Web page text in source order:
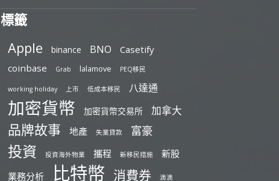
標籤
Apple binance BNO
Casetify
coinbase
Grab lalamove PEQ移民
working holiday 上市 低成本移民 八達通
加密貨幣 加密貨幣交易所 加拿大
品牌故事 地產 失業貸款 富豪
投資 投資海外物業 攜程 新移民措施
新股
業務分析
比特幣 消費券 滴滴